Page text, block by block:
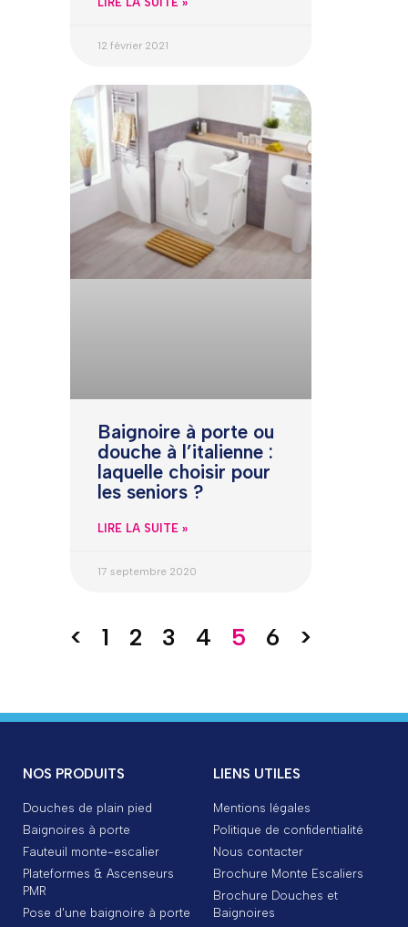
12 février 2021
Baignoire à porte ou
douche à l’italienne :
laquelle choisir pour
les seniors ?
LIRE LA SUITE »
17 septembre 2020
< 1 2 3 4 5 6 >
NOS PRODUITS
Douches de plain pied
Baignoires à porte
Fauteuil monte-escalier
Plateformes & Ascenseurs
PMR
Pose d'une baignoire à porte
LIENS UTILES
Mentions légales
Politique de confidentialité
Nous contacter
Brochure Monte Escaliers
Brochure Douches et
Baignoires